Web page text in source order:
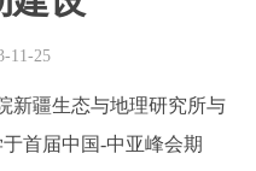
11-25
疆生态与地理研究所与
首届中国-中亚峰会期